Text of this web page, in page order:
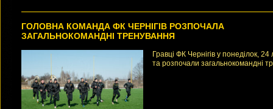
ГОЛОВНА КОМАНДА ФК ЧЕРНІГІВ РОЗПОЧАЛА
ЗАГАЛЬНОКОМАНДНІ ТРЕНУВАННЯ
Гравці ФК Чернігів у понеділок,
та розпочали загальнокомандні